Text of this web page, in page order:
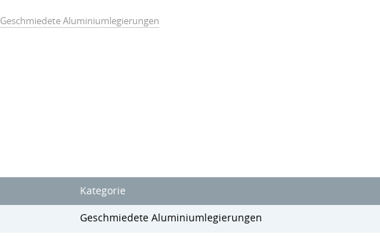
Geschmiedete Aluminiumlegierungen
Kategorie
Geschmiedete Aluminiumlegierungen